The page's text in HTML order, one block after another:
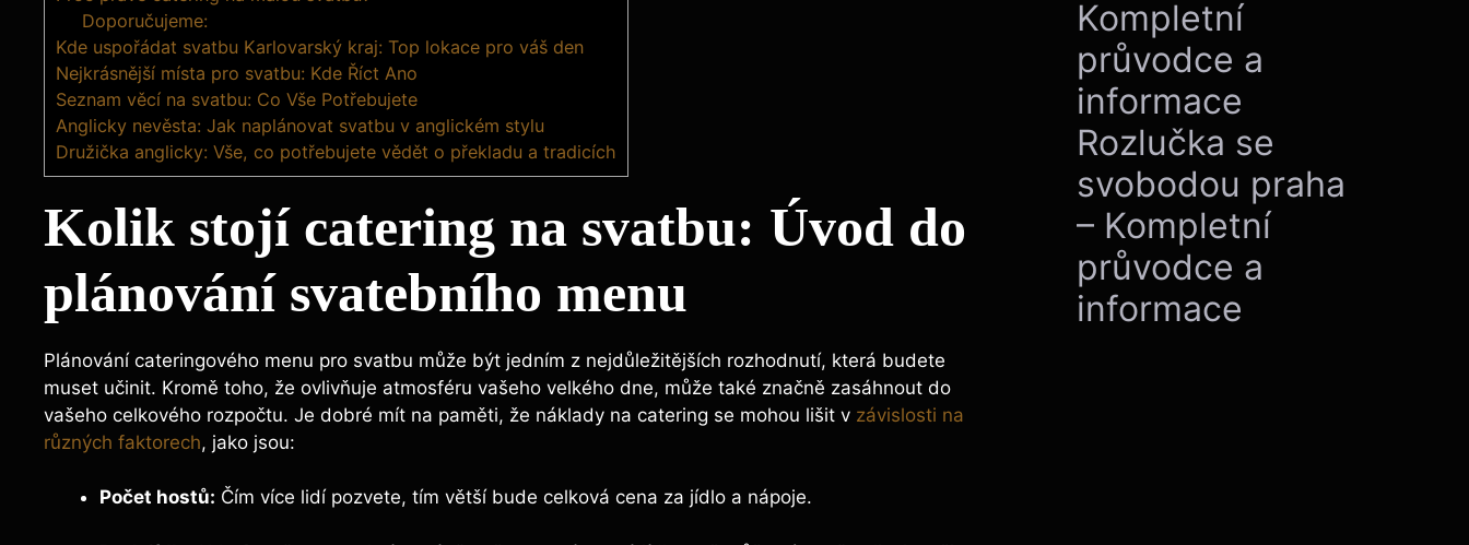
Doporučujeme:
Kde uspořádat svatbu Karlovarský kraj: Top lokace pro váš den
Nejkrásnější místa pro svatbu: Kde Říct Ano
Seznam věcí na svatbu: Co Vše Potřebujete
Anglicky nevěsta: Jak naplánovat svatbu v anglickém stylu
Družička anglicky: Vše, co potřebujete vědět o překladu a tradicích
Kolik stojí catering na svatbu: Úvod do
plánování svatebního menu
Plánování cateringového menu pro svatbu může být jedním z nejdůležitějších rozhodnutí, která budete
muset učinit. Kromě toho, že ovlivňuje atmosféru vašeho velkého dne, může také značně zasáhnout do
vašeho celkového rozpočtu. Je dobré mít na paměti, že náklady na catering se mohou lišit v závislosti na
různých faktorech, jako jsou:
Počet hostů: Čím více lidí pozvete, tím větší bude celková cena za jídlo a nápoje.
Kompletní
průvodce a
informace
Rozlučka se
svobodou praha
– Kompletní
průvodce a
informace